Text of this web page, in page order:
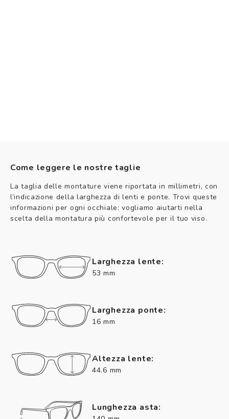
Come leggere le nostre taglie
La taglia delle montature viene riportata in millimetri, con
l’indicazione della larghezza di lenti e ponte. Trovi queste
informazioni per ogni occhiale: vogliamo aiutarti nella
scelta della montatura più confortevole per il tuo viso.
Larghezza lente:
53 mm
Larghezza ponte:
16 mm
Altezza lente:
44.6 mm
Lunghezza asta: